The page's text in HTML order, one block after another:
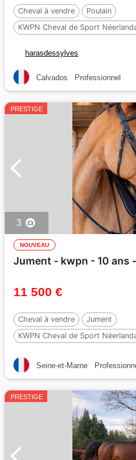
Cheval à vendre
Poulain
KWPN Cheval de Sport
harasdessylves
Calvados Professionnel
PRESTIGE
3
NOUVEAU
Jument - kwpn - 10 ans
11 500 €
Cheval à vendre
Jument
KWPN Cheval de Sport
Seine-et-Marne
PRESTIGE